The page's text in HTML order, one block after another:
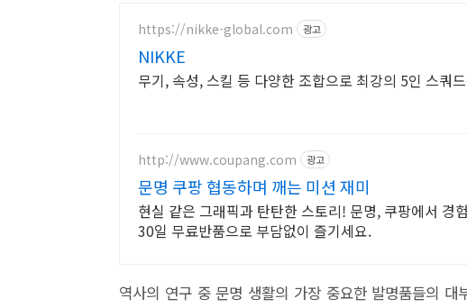
https://nikke-global.com 광고
NIKKE
무기, 속성, 스킬 등 다양한 조합으로 최강의 5인 스쿼
http://www.coupang.com 광고
문명 쿠팡 협동하며 깨는 미션 재미
현실 같은 그래픽과 탄탄한 스토리! 문명, 쿠팡에서 경
30일 무료반품으로 부담없이 즐기세요.
역사의 연구 중 문명 생활의 가장 중요한 발명품들의